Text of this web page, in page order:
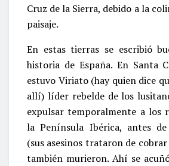
Cruz de la Sierra, debido a la
paisaje.
En estas tierras se escribió
historia de España. En Santa
estuvo Viriato (hay quien dice
allí) líder rebelde de los
expulsar temporalmente a los
la Península Ibérica, antes
(sus asesinos trataron de
también murieron. Ahí se